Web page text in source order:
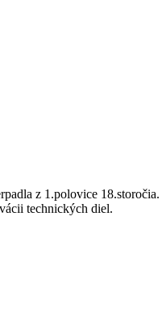
z 1.polovice
technických diel.